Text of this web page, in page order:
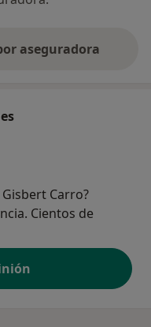
aseguradora
Carro?
Cientos de